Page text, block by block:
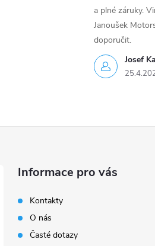
Josef
a plné záruky.
Janoušek
doporučit.
Informace pro vás
Kontakty
O nás
Časté dotazy